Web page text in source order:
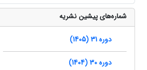
شماره‌های پیشین نشریه
دوره 31 (1405)
دوره 30 (1404)